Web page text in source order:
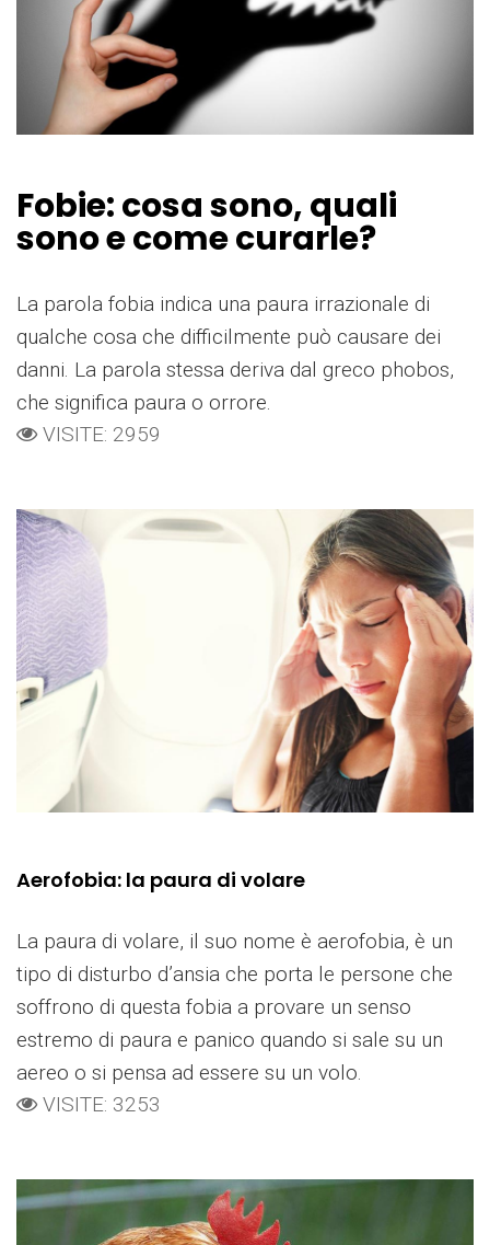
Fobie: cosa sono, quali
sono e come curarle?
La parola fobia indica una paura irrazionale di
qualche cosa che difficilmente può causare dei
danni. La parola stessa deriva dal greco phobos,
che significa paura o orrore.
VISITE: 2959
Aerofobia: la paura di volare
La paura di volare, il suo nome è aerofobia, è un
tipo di disturbo d’ansia che porta le persone che
soffrono di questa fobia a provare un senso
estremo di paura e panico quando si sale su un
aereo o si pensa ad essere su un volo.
VISITE: 3253